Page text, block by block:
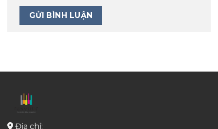
Địa chỉ: